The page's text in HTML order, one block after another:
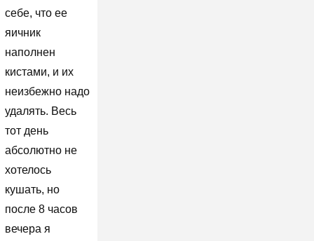
себе, что ее
яичник
наполнен
кистами, и их
неизбежно надо
удалять. Весь
тот день
абсолютно не
хотелось
кушать, но
после 8 часов
вечера я